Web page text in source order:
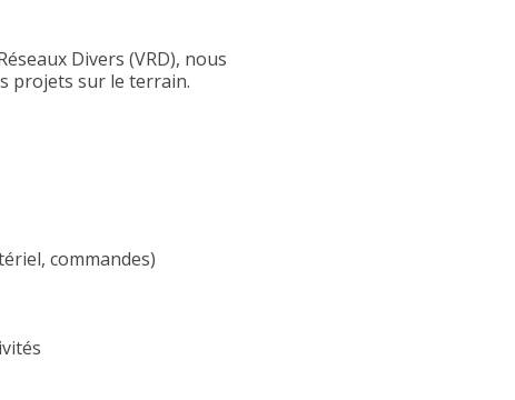
Divers (VRD), nous
projets sur le terrain.
commandes)